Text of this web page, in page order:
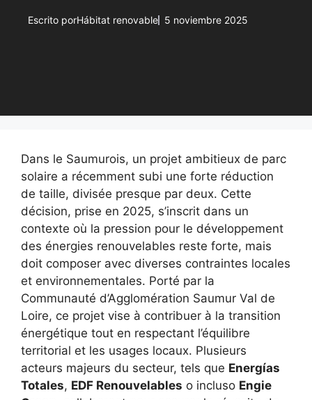
Escrito porHábitat renovable 5 noviembre 2025
Dans le Saumurois, un projet ambitieux de parc
solaire a récemment subi une forte réduction
de taille, divisée presque par deux. Cette
décision, prise en 2025, s’inscrit dans un
contexte où la pression pour le développement
des énergies renouvelables reste forte, mais
doit composer avec diverses contraintes locales
et environnementales. Porté par la
Communauté d’Agglomération Saumur Val de
Loire, ce projet vise à contribuer à la transition
énergétique tout en respectant l’équilibre
territorial et les usages locaux. Plusieurs
acteurs majeurs du secteur, tels que Energías
Totales, EDF Renouvelables o incluso Engie